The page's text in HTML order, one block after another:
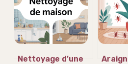
Nettoyage d’une